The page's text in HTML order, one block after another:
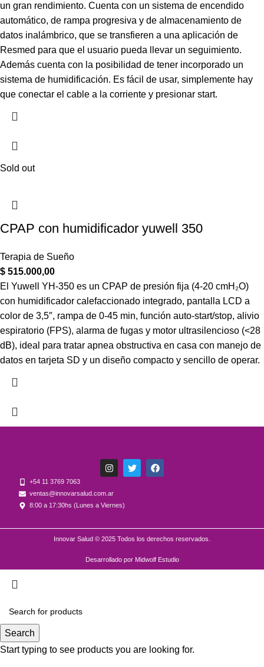
un gran rendimiento. Cuenta con un sistema de encendido
automático, de rampa progresiva y de almacenamiento de
datos inalámbrico, que se transfieren a una aplicación de
Resmed para que el usuario pueda llevar un seguimiento.
Además cuenta con la posibilidad de tener incorporado un
sistema de humidificación. Es fácil de usar, simplemente hay
que conectar el cable a la corriente y presionar start.
Sold out
CPAP con humidificador yuwell 350
Terapia de Sueño
$ 515.000,00
El Yuwell YH-350 es un CPAP de presión fija (4-20 cmH₂O)
con humidificador calefaccionado integrado, pantalla LCD a
color de 3,5″, rampa de 0-45 min, función auto-start/stop, alivio
espiratorio (FPS), alarma de fugas y motor ultrasilencioso (<28
dB), ideal para tratar apnea obstructiva en casa con manejo de
datos en tarjeta SD y un diseño compacto y sencillo de operar.
+54 11 3769 7063
ventas@innovarsalud.com.ar
8:00 a 17:30hs (Lunes a Viernes)
Innovar Salud © 2025 Todos los derechos reservados.
Desarrollado por Midwolf Estudio
Search
Start typing to see products you are looking for.